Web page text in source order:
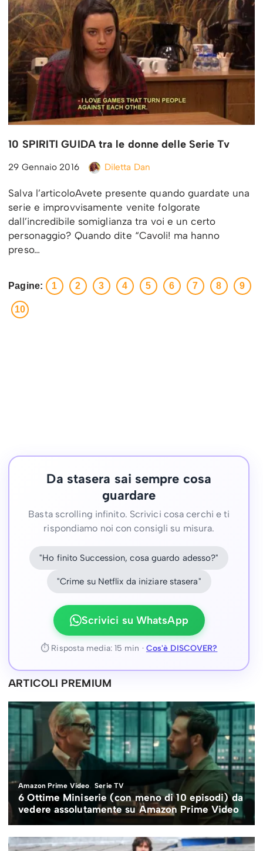
10 SPIRITI GUIDA tra le donne delle Serie Tv
29 Gennaio 2016 Diletta Dan
Salva l’articoloAvete presente quando guardate una
serie e improvvisamente venite folgorate
dall’incredibile somiglianza tra voi e un certo
personaggio? Quando dite “Cavoli! ma hanno
preso…
Pagine: 1 2 3 4 5 6 7 8 9
10
Da stasera sai sempre cosa
guardare
Basta scrolling infinito. Scrivici cosa cerchi e ti
rispondiamo noi con consigli su misura.
"Ho finito Succession, cosa guardo adesso?"
"Crime su Netflix da iniziare stasera"
Scrivici su WhatsApp
⏱ Risposta media: 15 min · Cos'è DISCOVER?
ARTICOLI PREMIUM